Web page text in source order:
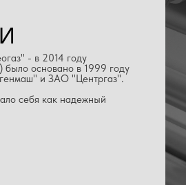
- в 2014 году
основано в 1999 году
и ЗАО "Центргаз".
себя как надежный